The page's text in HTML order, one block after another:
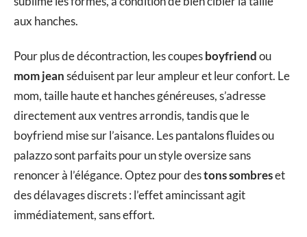
aux hanches.
Pour plus de décontraction, les coupesboyfriendou
mom jeanséduisent par leur ampleur et leur confort. Le
mom, taille haute et hanches généreuses, s’adresse
directement aux ventres arrondis, tandis que le
boyfriend mise sur l’aisance. Les pantalons fluides ou
palazzo sont parfaits pour un style oversize sans
renoncer à l’élégance. Optez pour destons sombreset
des délavages discrets : l’effet amincissant agit
immédiatement, sans effort.